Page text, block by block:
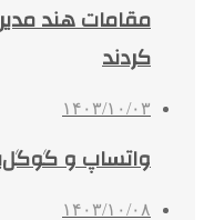
مقامات هند
کردند
۱۴۰۳/۱۰/۰۳
واتساپ و
۱۴۰۳/۱۰/۰۸